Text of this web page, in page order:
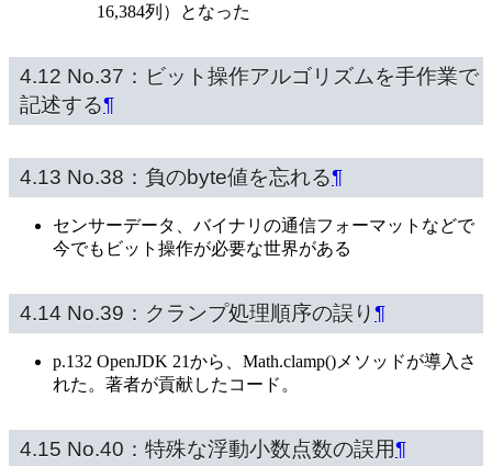
16,384列）となった
4.12 No.37：ビット操作アルゴリズムを手作業で
記述する¶
4.13 No.38：負のbyte値を忘れる¶
センサーデータ、バイナリの通信フォーマットなどで
今でもビット操作が必要な世界がある
4.14 No.39：クランプ処理順序の誤り¶
p.132 OpenJDK 21から、Math.clamp()メソッドが導入さ
れた。著者が貢献したコード。
4.15 No.40：特殊な浮動小数点数の誤用¶